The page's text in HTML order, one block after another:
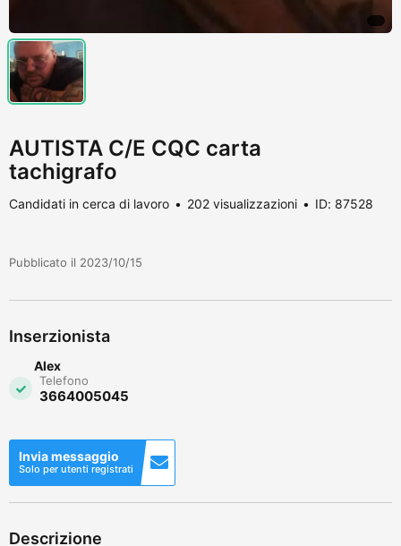
AUTISTA C/E CQC carta
tachigrafo
Candidati in cerca di lavoro 202 visualizzazioni ID: 87528
Pubblicato il 2023/10/15
Inserzionista
Alex
Telefono
3664005045
Invia messaggio
Solo per utenti registrati
Descrizione